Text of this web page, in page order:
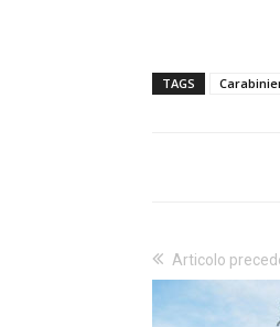
TAGS
Articolo